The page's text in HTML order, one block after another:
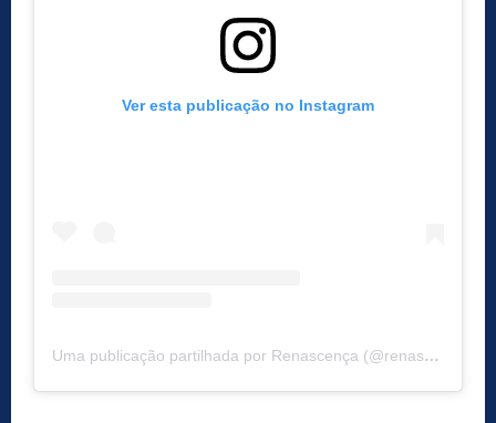
Ver esta publicação no Instagram
Uma publicação partilhada por Renascença (@renascenca)